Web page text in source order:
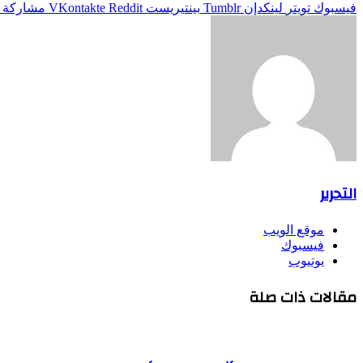
فيسبوك تويتر لينكدإن بينتيريست مشاركة
التحرير
موقع الويب
فيسبوك
يوتيوب
مقالات ذات صلة